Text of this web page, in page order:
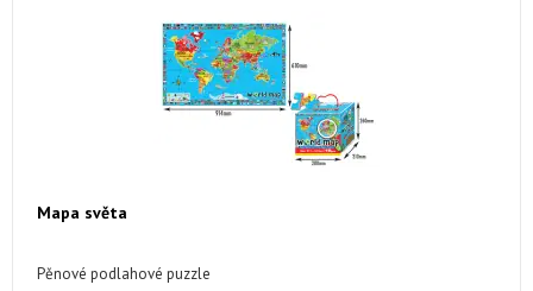
Mapa světa
Pěnové podlahové puzzle